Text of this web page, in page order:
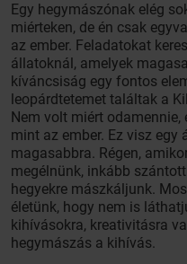
Egy hegymászónak elég
miérteken, de én csak
az ember. Feladatokat
állatoknál, amelyek
kíváncsiság egy fontos
leopárdtetemet találtak a
Nem volt miért
mint az ember. Ez visz
magasabbra. Régen,
megélnünk, inkább
hegyekre mászkáljunk.
életünk, hogy nem is
kihívásokra, kreativitásra
hegymászás a kihívás.